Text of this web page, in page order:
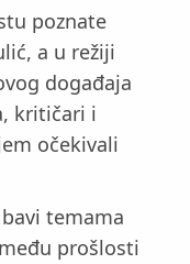
poznate
a u režiji
događaja
kritičari i
očekivali
temama
prošlosti